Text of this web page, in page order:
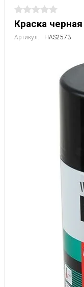
Краска
Артикул: HAS2573